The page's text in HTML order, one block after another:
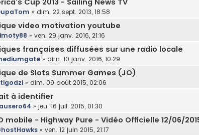
Cup 2013 - Sailing News TV
» dim. 22 sept. 2013, 18:58
video motivation youtube
» ven. 29 janv. 2016, 21:16
françaises diffusées sur une radio locale
» dim. 10 janv. 2016, 10:29
de Slots Summer Games (JO)
» dim. 09 août 2015, 02:06
à identifier
» jeu. 16 juil. 2015, 01:30
mobile - Highway Pure - Vidéo Officielle 12/06/
» ven. 12 juin 2015, 21:17